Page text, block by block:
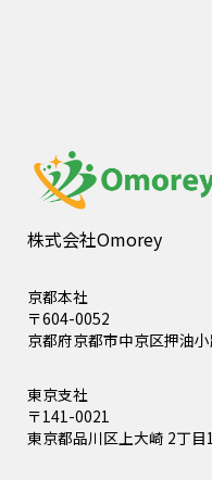
株式会社Omorey
京都本社
〒604-0052
京都府京都市中京区押油
東京支社
〒141-0021
東京都品川区上大崎 2丁目